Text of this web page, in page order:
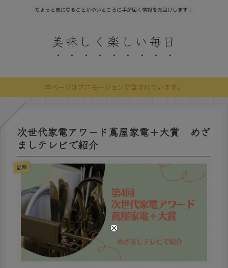
ちょっと気になることかゆいところに手が届く情報をお届けします！
美味しく楽しい毎日
本ページはプロモーションが含まれています。
次世代家電アワード蔦屋家電＋大賞 めざ
ましテレビで紹介
話題